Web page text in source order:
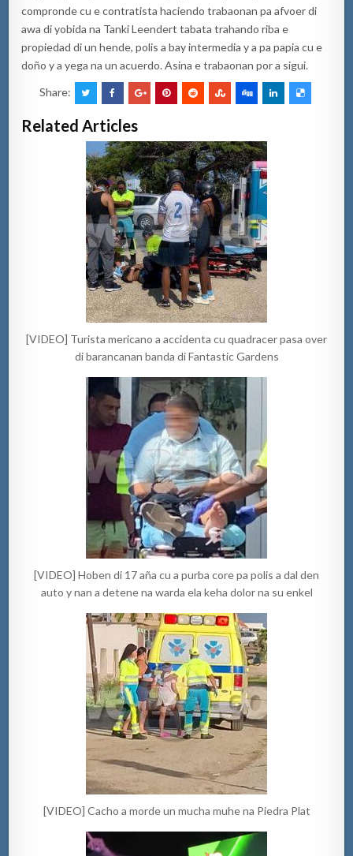
compronde cu e contratista haciendo trabaonan pa afvoer di
awa di yobida na Tanki Leendert tabata trahando riba e
propiedad di un hende, polis a bay intermedia y a pa papia cu e
doño y a yega na un acuerdo. Asina e trabaonan por a sigui.
Share:
Related Articles
[VIDEO] Turista mericano a accidenta cu quadracer pasa over
di barancanan banda di Fantastic Gardens
[VIDEO] Hoben di 17 aña cu a purba core pa polis a dal den
auto y nan a detene na warda ela keha dolor na su enkel
[VIDEO] Cacho a morde un mucha muhe na Piedra Plat